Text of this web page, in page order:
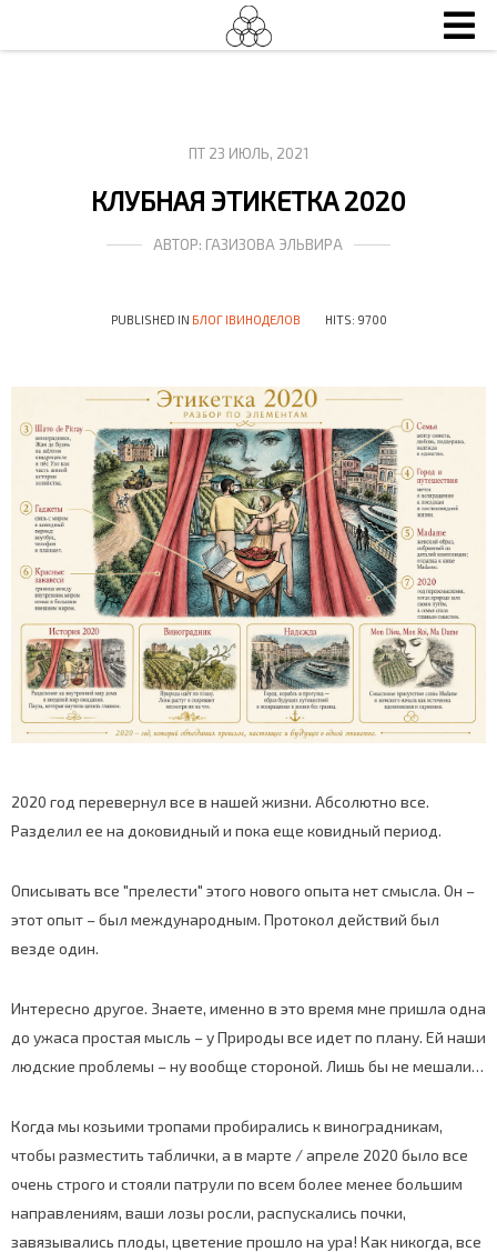
ПТ 23 ИЮЛЬ, 2021
КЛУБНАЯ ЭТИКЕТКА 2020
АВТОР: ГАЗИЗОВА ЭЛЬВИРА
PUBLISHED IN БЛОГ IВИНОДЕЛОВ HITS: 9700
2020 год перевернул все в нашей жизни. Абсолютно все.
Разделил ее на доковидный и пока еще ковидный период.
Описывать все "прелести" этого нового опыта нет смысла. Он –
этот опыт – был международным. Протокол действий был
везде один.
Интересно другое. Знаете, именно в это время мне пришла одна
до ужаса простая мысль – у Природы все идет по плану. Ей наши
людские проблемы – ну вообще стороной. Лишь бы не мешали…
Когда мы козьими тропами пробирались к виноградникам,
чтобы разместить таблички, а в марте / апреле 2020 было все
очень строго и стояли патрули по всем более менее большим
направлениям, ваши лозы росли, распускались почки,
завязывались плоды, цветение прошло на ура! Как никогда, все